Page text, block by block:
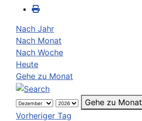
Nach Jahr
Nach Monat
Nach Woche
Heute
Gehe zu Monat
Gehe zu Monat
Vorheriger Tag